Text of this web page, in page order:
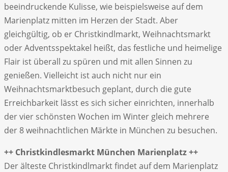
beeindruckende Kulisse, wie beispielsweise auf dem
Marienplatz mitten im Herzen der Stadt. Aber
gleichgültig, ob er Christkindlmarkt, Weihnachtsmarkt
oder Adventsspektakel heißt, das festliche und heimelige
Flair ist überall zu spüren und mit allen Sinnen zu
genießen. Vielleicht ist auch nicht nur ein
Weihnachtsmarktbesuch geplant, durch die gute
Erreichbarkeit lässt es sich sicher einrichten, innerhalb
der vier schönsten Wochen im Winter gleich mehrere
der 8 weihnachtlichen Märkte in München zu besuchen.
++ Christkindlesmarkt München Marienplatz ++
Der älteste Christkindlmarkt findet auf dem Marienplatz